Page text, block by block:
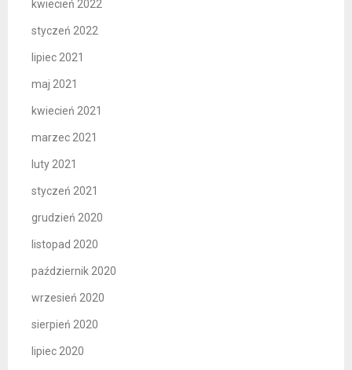
kwiecień 2022
styczeń 2022
lipiec 2021
maj 2021
kwiecień 2021
marzec 2021
luty 2021
styczeń 2021
grudzień 2020
listopad 2020
październik 2020
wrzesień 2020
sierpień 2020
lipiec 2020